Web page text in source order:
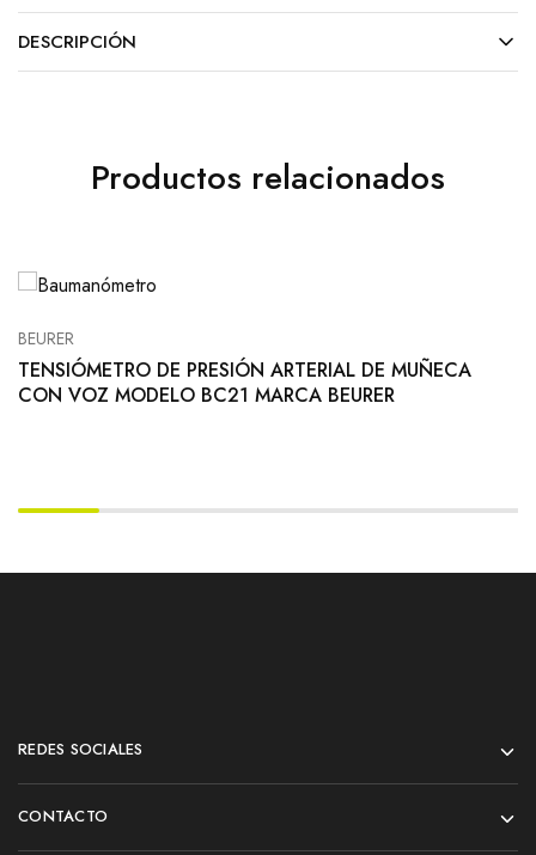
DESCRIPCIÓN
Productos relacionados
BEURER
TENSIÓMETRO DE PRESIÓN ARTERIAL DE MUÑECA
CON VOZ MODELO BC21 MARCA BEURER
REDES SOCIALES
CONTACTO